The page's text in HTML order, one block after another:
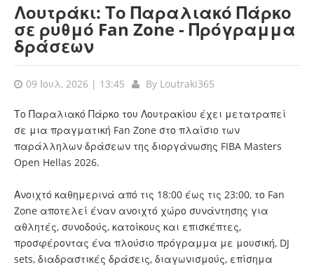
Λουτράκι: Το Παραλιακό Πάρκο
σε ρυθμό Fan Zone - Πρόγραμμα
δράσεων
09 Ιουλ, 2026 | 13:45 By Loutraki365
Το Παραλιακό Πάρκο του Λουτρακίου έχει μετατραπεί
σε μια πραγματική Fan Zone στο πλαίσιο των
παράλληλων δράσεων της διοργάνωσης FIBA Masters
Open Hellas 2026.
Ανοιχτό καθημερινά από τις 18:00 έως τις 23:00, το Fan
Zone αποτελεί έναν ανοιχτό χώρο συνάντησης για
αθλητές, συνοδούς, κατοίκους και επισκέπτες,
προσφέροντας ένα πλούσιο πρόγραμμα με μουσική, DJ
sets, διαδραστικές δράσεις, διαγωνισμούς, επίσημα